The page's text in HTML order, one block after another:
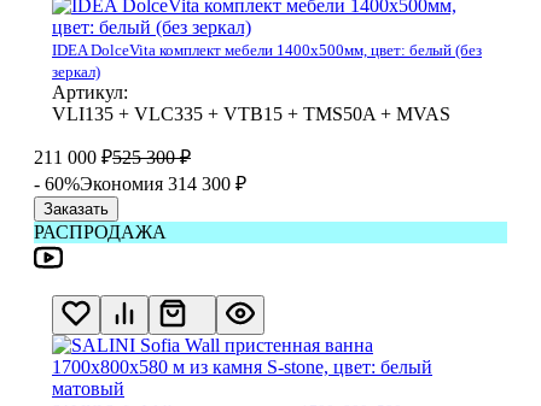
IDEA DolceVita комплект мебели 1400x500мм, цвет: белый (без
зеркал)
Артикул:
VLI135 + VLC335 + VTB15 + TMS50A + MVAS
211 000 ₽525 300 ₽
- 60%Экономия 314 300 ₽
Заказать
РАСПРОДАЖА